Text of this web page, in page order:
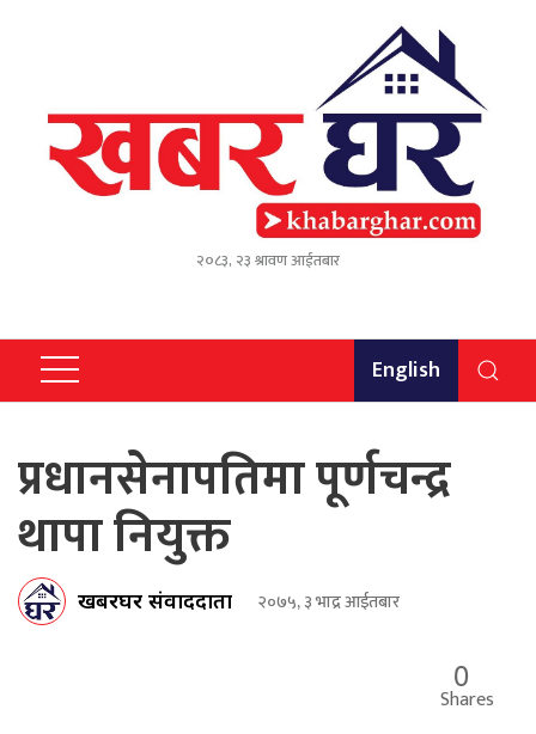
२०८३, २३ श्रावण आईतबार
English
प्रधानसेनापतिमा पूर्णचन्द्र
थापा नियुक्त
खबरघर संवाददाता २०७५, ३ भाद्र आईतबार
0
Shares